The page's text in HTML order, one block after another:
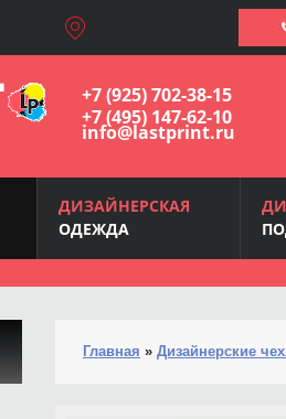
+7 (925) 702-38-15
+7 (495) 147-62-10
info@lastprint.ru
ДИЗАЙНЕРСКАЯ
ОДЕЖДА
Главная » Дизайнерские